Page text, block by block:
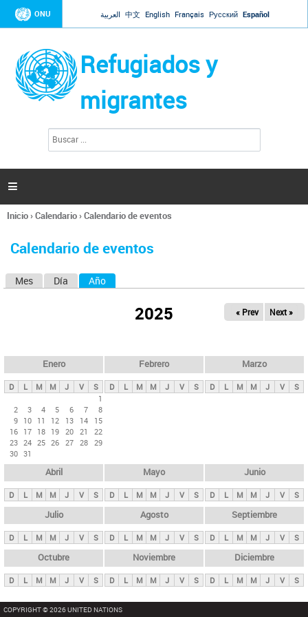
Jump to navigation
ONU العربية 中文 English Français Русский Español
Refugiados y
migrantes
l
d
s

Se
usted
Inicio›Calendario›Calendario de eventos
Calendario de eventos
s
p
n
c
i
p
l
e
s
Mes Día Año
2025 « Prev Next »
Enero
D L M M J V
S
1
2
3 4 5 6 7
8
9 10 11 12 13 14
15
16 17 18 19 20 21
22
23 24 25 26 27 28 29
30 31
Febrero
D L M M J V S
Marzo
D L M M J V S
Abril
D L M M J V S
Mayo
D L M M J V S
Junio
D L M M J V S
Julio
D L M M J V S
Agosto
D L M M J V S
Septiembre
D L M M J V S
Octubre
D L M M J V S
Noviembre
D L M M J V S
Diciembre
D L M M J V S
COPYRIGHT © 2026 UNITED NATIONS